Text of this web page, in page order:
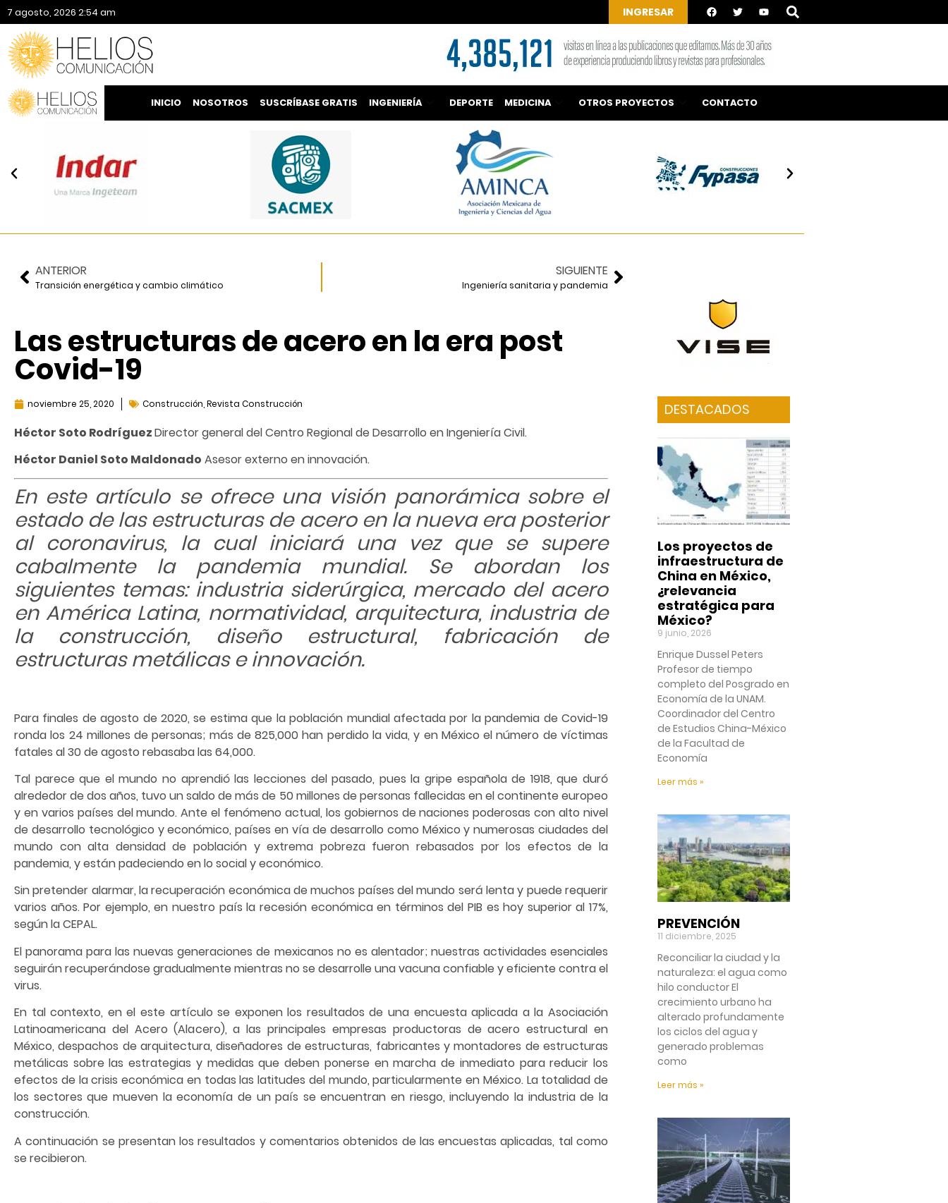
7 agosto, 2026 2:54 am INGRESAR
INICIO NOSOTROS SUSCRÍBASE GRATIS INGENIERÍA DEPORTE MEDICINA OTROS PROYECTOS CONTACTO
ANTERIOR
Transición energética y cambio climático
SIGUIENTE
Ingeniería sanitaria y pandemia
Las estructuras de acero en la era post
Covid-19
noviembre 25, 2020 Construcción Revista Construcción
Héctor Soto RodríguezDirector general del Centro Regional de Desarrollo en Ingeniería Civil.
Héctor Daniel Soto Maldonado Asesor externo en innovación.
En este artículo se ofrece una visión panorámica sobre el
estado de las estructuras de acero en la nueva era posterior
al coronavirus, la cual iniciará una vez que se supere
cabalmente la pandemia mundial. Se abordan los
siguientes temas: industria siderúrgica, mercado del acero
en América Latina, normatividad, arquitectura, industria de
la construcción, diseño estructural, fabricación de
estructuras metálicas e innovación.
Para finales de agosto de 2020, se estima que la población mundial afectada por la pandemia de Covid-19
ronda los 24 millones de personas; más de 825,000 han perdido la vida, y en México el número de víctimas
fatales al 30 de agosto rebasaba las 64,000.
Tal parece que el mundo no aprendió las lecciones del pasado, pues la gripe española de 1918, que duró
alrededor de dos años, tuvo un saldo de más de 50 millones de personas fallecidas en el continente europeo
y en varios países del mundo. Ante el fenómeno actual, los gobiernos de naciones poderosas con alto nivel
de desarrollo tecnológico y económico, países en vía de desarrollo como México y numerosas ciudades del
mundo con alta densidad de población y extrema pobreza fueron rebasados por los efectos de la
pandemia, y están padeciendo en lo social y económico.
Sin pretender alarmar, la recuperación económica de muchos países del mundo será lenta y puede requerir
varios años. Por ejemplo, en nuestro país la recesión económica en términos del PIB es hoy superior al 17%,
según la CEPAL.
El panorama para las nuevas generaciones de mexicanos no es alentador; nuestras actividades esenciales
seguirán recuperándose gradualmente mientras no se desarrolle una vacuna confiable y eficiente contra el
virus.
En tal contexto, en el este artículo se exponen los resultados de una encuesta aplicada a la Asociación
Latinoamericana del Acero (Alacero), a las principales empresas productoras de acero estructural en
México, despachos de arquitectura, diseñadores de estructuras, fabricantes y montadores de estructuras
metálicas sobre las estrategias y medidas que deben ponerse en marcha de inmediato para reducir los
efectos de la crisis económica en todas las latitudes del mundo, particularmente en México. La totalidad de
los sectores que mueven la economía de un país se encuentran en riesgo, incluyendo la industria de la
construcción.
A continuación se presentan los resultados y comentarios obtenidos de las encuestas aplicadas, tal como
se recibieron.
DESTACADOS
Los proyectos de
infraestructura de
China en México,
¿relevancia
estratégica para
México?
9 junio, 2026
Enrique Dussel Peters
Profesor de tiempo
completo del Posgrado en
Economía de la UNAM.
Coordinador del Centro
de Estudios China-México
de la Facultad de
Economía
Leer más »
PREVENCIÓN
11 diciembre, 2025
Reconciliar la ciudad y la
naturaleza: el agua como
hilo conductor El
crecimiento urbano ha
alterado profundamente
los ciclos del agua y
generado problemas
como
Leer más »